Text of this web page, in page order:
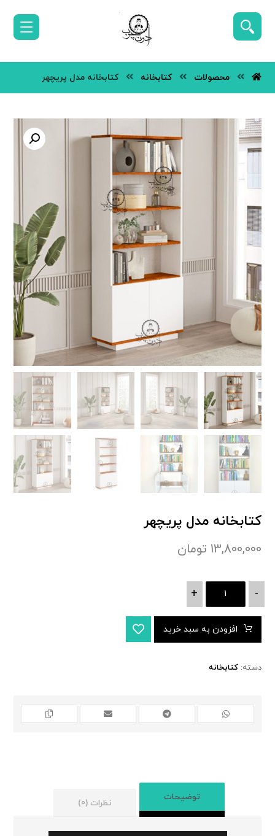
محصولات کتابخانه کتابخانه مدل پریچهر
کتابخانه مدل پریچهر
13,800,000 تومان
-
+
افزودن به سبد خرید
دسته:کتابخانه
توضیحات
نظرات (0)